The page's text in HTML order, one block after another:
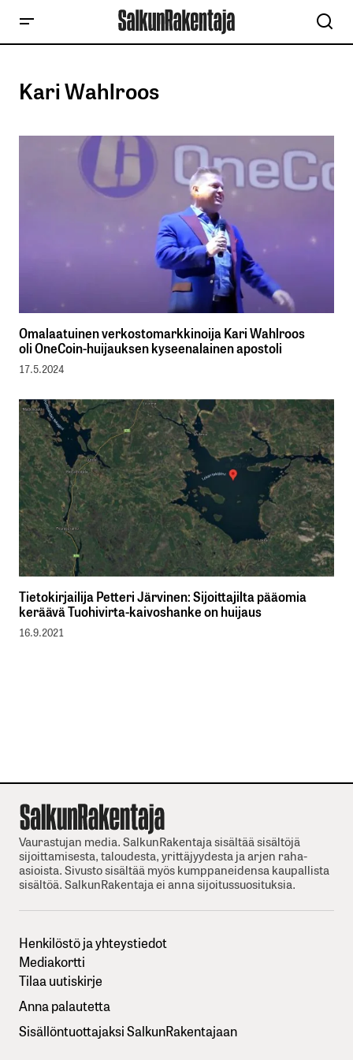
Kari Wahlroos
Omalaatuinen verkostomarkkinoija Kari Wahlroos
oli OneCoin-huijauksen kyseenalainen apostoli
17.5.2024
Tietokirjailija Petteri Järvinen: Sijoittajilta pääomia
keräävä Tuohivirta-kaivoshanke on huijaus
16.9.2021
Vaurastujan media. SalkunRakentaja sisältää sisältöjä
sijoittamisesta, taloudesta, yrittäjyydesta ja arjen raha-
asioista. Sivusto sisältää myös kumppaneidensa kaupallista
sisältöä. SalkunRakentaja ei anna sijoitussuosituksia.
Henkilöstö ja yhteystiedot
Mediakortti
Tilaa uutiskirje
Anna palautetta
Sisällöntuottajaksi SalkunRakentajaan